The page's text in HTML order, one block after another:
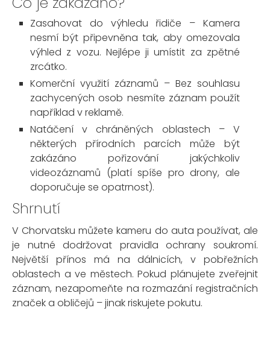
Zasahovat do výhledu řidiče – Kamera
nesmí být připevněna tak, aby omezovala
výhled z vozu. Nejlépe ji umístit za zpětné
zrcátko.
Komerční využití záznamů – Bez souhlasu
zachycených osob nesmíte záznam použít
například v reklamě.
Natáčení v chráněných oblastech – V
některých přírodních parcích může být
zakázáno pořizování jakýchkoliv
videozáznamů (platí spíše pro drony, ale
doporučuje se opatrnost).
Shrnutí
V Chorvatsku můžete kameru do auta používat, ale
je nutné dodržovat pravidla ochrany soukromí.
Největší přínos má na dálnicích, v pobřežních
oblastech a ve městech. Pokud plánujete zveřejnit
záznam, nezapomeňte na rozmazání registračních
značek a obličejů – jinak riskujete pokutu.